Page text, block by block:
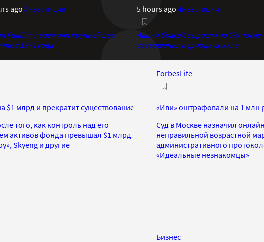
agoИнвестиции
Fujifilm пережили крупнейшее
с 1974 года
5 hours agoИнвестиции
Акции SpaceX выросли на 6% после
завершения периода локапа
$1 млрд и прекратит существование
того, как контроль над его
активов фонда превышал $1 млрд,
Skyeng и другие
ForbesLife
«Иви» оштрафовали на 1 млн
Суд в Москве назначил
неправильной возрастной
административного
«Идеальные незнакомцы»
Бизнес